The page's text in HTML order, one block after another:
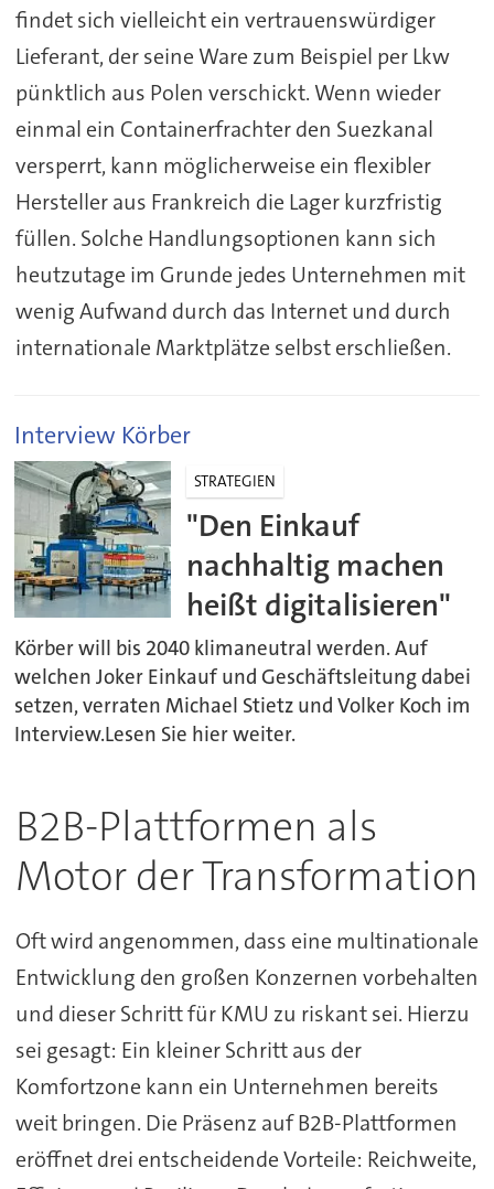
findet sich vielleicht ein vertrauenswürdiger
Lieferant, der seine Ware zum Beispiel per Lkw
pünktlich aus Polen verschickt. Wenn wieder
einmal ein Containerfrachter den Suezkanal
versperrt, kann möglicherweise ein flexibler
Hersteller aus Frankreich die Lager kurzfristig
füllen. Solche Handlungsoptionen kann sich
heutzutage im Grunde jedes Unternehmen mit
wenig Aufwand durch das Internet und durch
internationale Marktplätze selbst erschließen.
Interview Körber
STRATEGIEN
"Den Einkauf
nachhaltig machen
heißt digitalisieren"
Körber will bis 2040 klimaneutral werden. Auf
welchen Joker Einkauf und Geschäftsleitung dabei
setzen, verraten Michael Stietz und Volker Koch im
Interview.Lesen Sie hier weiter.
B2B-Plattformen als
Motor der Transformation
Oft wird angenommen, dass eine multinationale
Entwicklung den großen Konzernen vorbehalten
und dieser Schritt für KMU zu riskant sei. Hierzu
sei gesagt: Ein kleiner Schritt aus der
Komfortzone kann ein Unternehmen bereits
weit bringen. Die Präsenz auf B2B-Plattformen
eröffnet drei entscheidende Vorteile: Reichweite,